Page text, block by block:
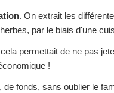
. On extrait les
par le biais d'une
permettait de ne pas
!
fonds, sans oublier le